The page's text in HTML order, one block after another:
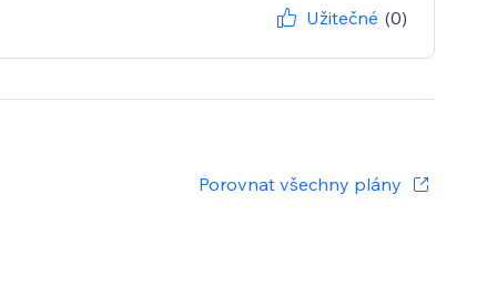
Užitečné (0)
Porovnat všechny plány